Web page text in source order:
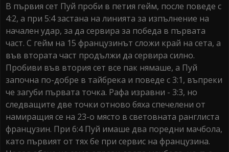
В първия сет Пуй проби в петия гейм, после поведе с
4:2, а при 5:4 застана на линията за изпълнение на
начален удар, за да сервира за победа в първата
част. С гейм на 15 французинът сложи край на сета, а
във втората част продължи да сервира силно.
Пробиви във втория сет все пак нямаше, а Пуй
започна по-добре в тайбрека и поведе с 3:1, въпреки
че загуби първата точка. Рафа изравни - 3:3, но
следващите две точки отново бяха спечелени от
намиращия се на 23-о място в световната ранглиста
французин. При 6:4 Пуй имаше два поредни мачбола,
като първият от тях бе при сервис на французина.